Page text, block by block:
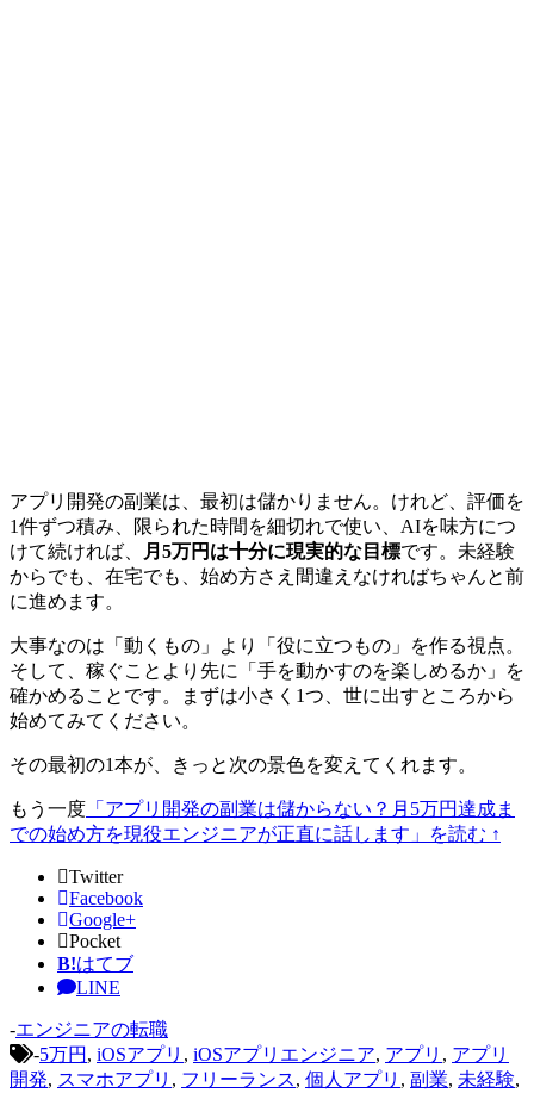
アプリ開発の副業は、最初は儲かりません。けれど、評価を
1件ずつ積み、限られた時間を細切れで使い、 AIを味方につ
けて続ければ、
月5万円は十分に現実的な目標です。未経験
からでも、在宅でも、始め方さえ間違えなければちゃんと前
に進めます。
大事なのは「動くもの」より「役に立つもの」を作る視点。
そして、稼ぐことより先に「手を動かすのを楽しめるか」を
確かめることです。まずは小さく1つ、世に出すところから
始めてみてください。
その最初の1本が、きっと次の景色を変えてくれます。
もう一度 「アプリ開発の副業は儲からない？月5万円達成ま
での始め方を現役エンジニアが正直に話します」を読む ↑
Twitter
Facebook
Google+
Pocket
B!はてブ
LINE
-エンジニアの転職
-5万円 , iOSアプリ , iOSアプリエンジニア, アプリ , アプリ
開発, スマホアプリ , フリーランス, 個人アプリ , 副業, 未経験,